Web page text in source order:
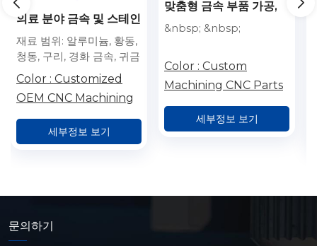
CNC 시제품 제작, 알루
미늄 및 강철 금속 부품
가공, 금속 부품 제조 서
비스
&nbsp; &nbsp;
Custom
Machining CNC Parts
세부정보 보기
밀링, 선반 가공, 터닝 가
스 스틸 시제품 CNC 가
공, 알루미늄 부품 가공
Color :Custom
세부정보 보기
문의하기